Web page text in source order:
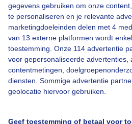
gegevens gebruiken om onze
te personaliseren en je relevante
marketingdoeleinden delen met 4
van 13 externe platformen wordt
toestemming. Onze 114 advertentie
voor gepersonaliseerde advertenties,
contentmetingen,
diensten. Sommige advertentie
geolocatie hiervoor gebruiken.
Geef toestemming of betaal voor
Over Buienradar
Bedrijfsgegevens